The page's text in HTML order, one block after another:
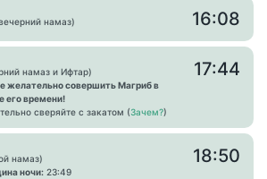
намаз) 16:08
намаз и Ифтар)
желательно совершить Магриб в
его времени!
сверяйте с закатом (Зачем?)
17:44
намаз)
ночи: 23:49
18:50